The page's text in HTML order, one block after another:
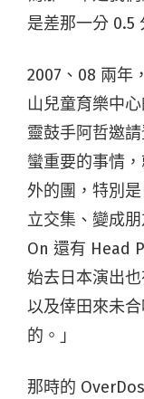
是差那一分 0.5
2007、08 兩年
山兒童育樂中
靈鼓手阿哲邀
蠻重要的事情
外的團，特別
立交集、變成
On 還有 Head
始去日本演出
以及倖田來未
的。」
那時的